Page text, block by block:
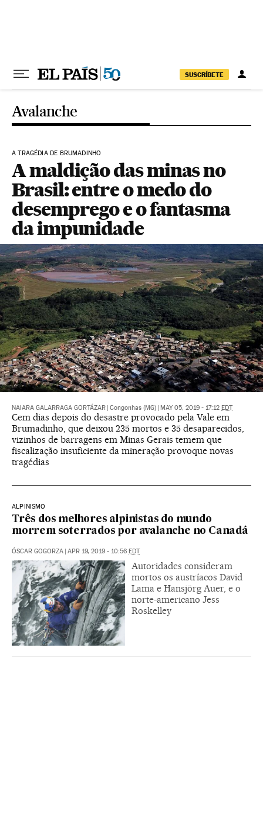
SUSCRÍBETE
Avalanche
A TRAGÉDIA DE BRUMADINHO
A maldição das minas no
Brasil: entre o medo do
desemprego e o fantasma
da impunidade
NAIARA GALARRAGA GORTÁZAR Congonhas (MG) MAY 05, 2019 - 17:12 EDT
Cem dias depois do desastre provocado pela Vale em
Brumadinho, que deixou 235 mortos e 35 desaparecidos,
vizinhos de barragens em Minas Gerais temem que
fiscalização insuficiente da mineração provoque novas
tragédias
ALPINISMO
Três dos melhores alpinistas do mundo
morrem soterrados por avalanche no Canadá
ÓSCAR GOGORZA APR 19, 2019 - 10:56 EDT
Autoridades consideram
mortos os austríacos David
Lama e Hansjörg Auer, e o
norte-americano Jess
Roskelley